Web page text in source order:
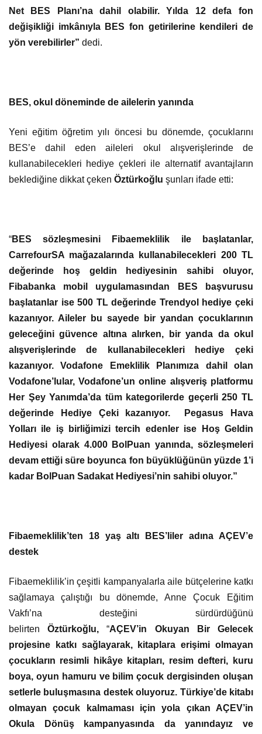
Net BES Planı’na dahil olabilir. Yılda 12 defa fon
değişikliği imkânıyla BES fon getirilerine kendileri de
yön verebilirler” dedi.
BES, okul döneminde de ailelerin yanında
Yeni eğitim öğretim yılı öncesi bu dönemde, çocuklarını
BES’e dahil eden aileleri okul alışverişlerinde de
kullanabilecekleri hediye çekleri ile alternatif avantajların
beklediğine dikkat çekenÖztürkoğlu şunları ifade etti:
“BES sözleşmesini Fibaemeklilik ile başlatanlar,
CarrefourSA mağazalarında kullanabilecekleri 200 TL
değerinde hoş geldin hediyesinin sahibi oluyor,
Fibabanka mobil uygulamasından BES başvurusu
başlatanlar ise 500 TL değerinde Trendyol hediye çeki
kazanıyor. Aileler bu sayede bir yandan çocuklarının
geleceğini güvence altına alırken, bir yanda da okul
alışverişlerinde de kullanabilecekleri hediye çeki
kazanıyor. Vodafone Emeklilik Planımıza dahil olan
Vodafone’lular, Vodafone’un online alışveriş platformu
Her Şey Yanımda’da tüm kategorilerde geçerli 250 TL
değerinde Hediye Çeki kazanıyor. Pegasus Hava
Yolları ile iş birliğimizi tercih edenler ise Hoş Geldin
Hediyesi olarak 4.000 BolPuan yanında, sözleşmeleri
devam ettiği süre boyunca fon büyüklüğünün yüzde 1’i
kadar BolPuan Sadakat Hediyesi’nin sahibi oluyor.”
Fibaemeklilik’ten 18 yaş altı BES’liler adına AÇEV’e
destek
Fibaemeklilik’in çeşitli kampanyalarla aile bütçelerine katkı
sağlamaya çalıştığı bu dönemde, Anne Çocuk Eğitim
Vakfı’na desteğini sürdürdüğünü
belirten Öztürkoğlu,“AÇEV’in Okuyan Bir Gelecek
projesine katkı sağlayarak, kitaplara erişimi olmayan
çocukların resimli hikâye kitapları, resim defteri, kuru
boya, oyun hamuru ve bilim çocuk dergisinden oluşan
setlerle buluşmasına destek oluyoruz. Türkiye’de kitabı
olmayan çocuk kalmaması için yola çıkan AÇEV’in
Okula Dönüş kampanyasında da yanındayız ve